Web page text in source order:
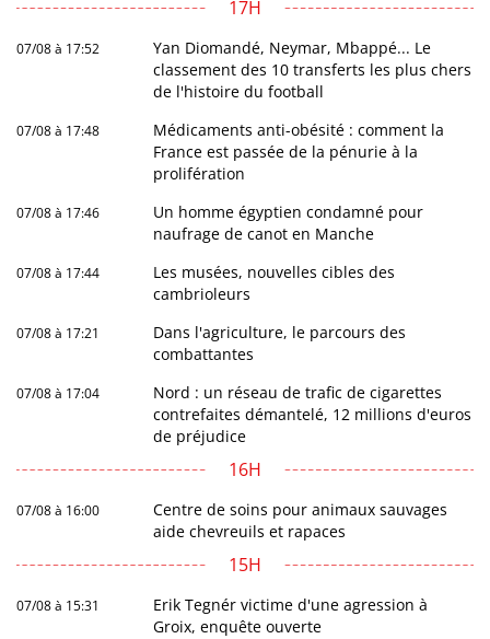
17H
07/08 à 17:52
Yan Diomandé, Neymar, Mbappé... Le
classement des 10 transferts les plus chers
de l'histoire du football
07/08 à 17:48
Médicaments anti-obésité : comment la
France est passée de la pénurie à la
prolifération
07/08 à 17:46
Un homme égyptien condamné pour
naufrage de canot en Manche
07/08 à 17:44
Les musées, nouvelles cibles des
cambrioleurs
07/08 à 17:21
Dans l'agriculture, le parcours des
combattantes
07/08 à 17:04
Nord : un réseau de trafic de cigarettes
contrefaites démantelé, 12 millions d'euros
de préjudice
16H
07/08 à 16:00
Centre de soins pour animaux sauvages
aide chevreuils et rapaces
15H
07/08 à 15:31
Erik Tegnér victime d'une agression à
Groix, enquête ouverte